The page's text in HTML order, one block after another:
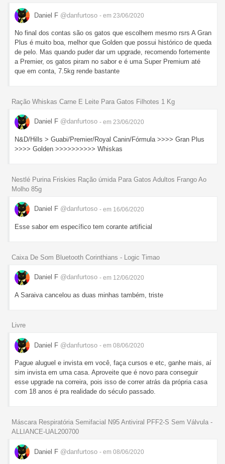
Daniel F @danfurtoso - em 23/06/2020
No final dos contas são os gatos que escolhem mesmo rsrs A Gran
Plus é muito boa, melhor que Golden que possui histórico de queda
de pelo. Mas quando puder dar um upgrade, recomendo fortemente
a Premier, os gatos piram no sabor e é uma Super Premium até
que em conta, 7.5kg rende bastante
Ração Whiskas Carne E Leite Para Gatos Filhotes 1 Kg
Daniel F @danfurtoso - em 23/06/2020
N&D/Hills > Guabi/Premier/Royal Canin/Fórmula >>>> Gran Plus
>>>> Golden >>>>>>>>>> Whiskas
Nestlé Purina Friskies Ração úmida Para Gatos Adultos Frango Ao
Molho 85g
Daniel F @danfurtoso - em 16/06/2020
Esse sabor em específico tem corante artificial
Caixa De Som Bluetooth Corinthians - Logic Timao
Daniel F @danfurtoso - em 12/06/2020
A Saraiva cancelou as duas minhas também, triste
Livre
Daniel F @danfurtoso - em 08/06/2020
Pague aluguel e invista em você, faça cursos e etc, ganhe mais, aí
sim invista em uma casa. Aproveite que é novo para conseguir
esse upgrade na correira, pois isso de correr atrás da própria casa
com 18 anos é pra realidade do século passado.
Máscara Respiratória Semifacial N95 Antiviral PFF2-S Sem Válvula -
ALLIANCE-UAL200700
Daniel F @danfurtoso - em 08/06/2020